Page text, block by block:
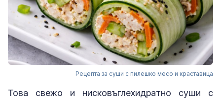
Рецепта за суши с пилешко месо и краставица
Това свежо и нисковъглехидратно суши с